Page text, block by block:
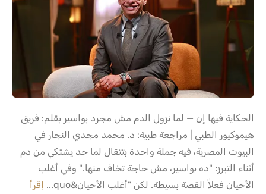
الحكاية فيها إن — لما نزول الدم مش مجرد بواسير بقلم: فريق
هيموكيور الطبي | مراجعة طبية: د. محمد مجدي النجار في
البيوت المصرية، فيه جملة واحدة بتتقال لما حد يشتكي من دم
أثناء التبرز: "ده بواسير، مش حاجة تخاف منها." وفي أغلب
الأحيان فعلاً القصة بسيطة. لكن "أغلب الأحيان&quo...
إقرأ